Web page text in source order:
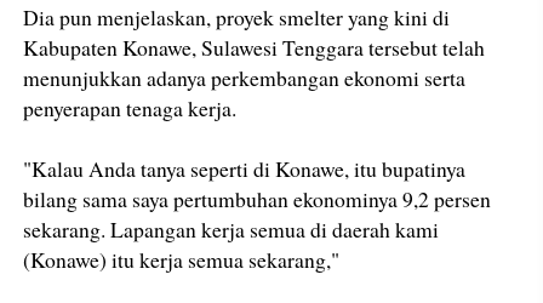
Dia pun menjelaskan, proyek smelter yang kini di
Kabupaten Konawe, Sulawesi Tenggara tersebut telah
menunjukkan adanya perkembangan ekonomi serta
penyerapan tenaga kerja.
"Kalau Anda tanya seperti di Konawe, itu bupatinya
bilang sama saya pertumbuhan ekonominya 9,2 persen
sekarang. Lapangan kerja semua di daerah kami
(Konawe) itu kerja semua sekarang,"